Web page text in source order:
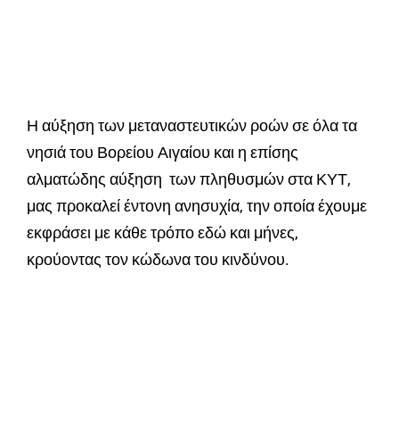
Η αύξηση των μεταναστευτικών ροών σε όλα τα
νησιά του Βορείου Αιγαίου και η επίσης
αλματώδης αύξηση των πληθυσμών στα ΚΥΤ,
μας προκαλεί έντονη ανησυχία, την οποία έχουμε
εκφράσει με κάθε τρόπο εδώ και μήνες,
κρούοντας τον κώδωνα του κινδύνου.